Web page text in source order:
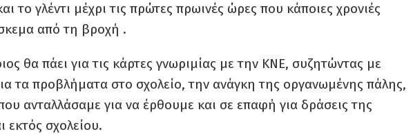
το γλέντι μέχρι τις πρώτες πρωινές ώρες που κάποιες χρονιές
από τη βροχή .
θα πάει για τις κάρτες γνωριμίας με την ΚΝΕ, συζητώντας με
τα προβλήματα στο σχολείο, την ανάγκη της οργανωμένης πάλης,
ανταλλάσαμε για να έρθουμε και σε επαφή για δράσεις της
εκτός σχολείου.